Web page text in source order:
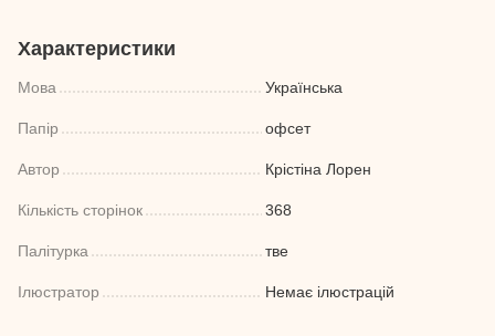
Характеристики
Мова Українська
Папір офсет
Автор Крістіна Лорен
Кількість сторінок 368
Палітурка тве
Ілюстратор Немає ілюстрацій